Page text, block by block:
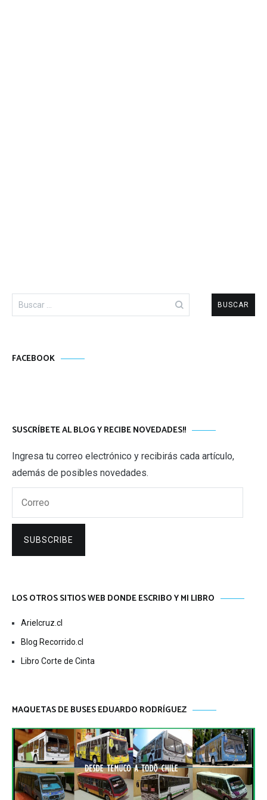
Buscar:
FACEBOOK
SUSCRÍBETE AL BLOG Y RECIBE NOVEDADES!!
Ingresa tu correo electrónico y recibirás cada artículo,
además de posibles novedades.
SUBSCRIBE
LOS OTROS SITIOS WEB DONDE ESCRIBO Y MI LIBRO
Arielcruz.cl
Blog Recorrido.cl
Libro Corte de Cinta
MAQUETAS DE BUSES EDUARDO RODRÍGUEZ